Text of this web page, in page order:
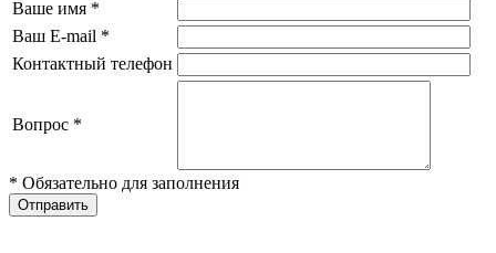
Ваше имя *
Ваш E-mail *
Контактный телефон
Вопрос *
* Обязательно для заполнения
Отправить